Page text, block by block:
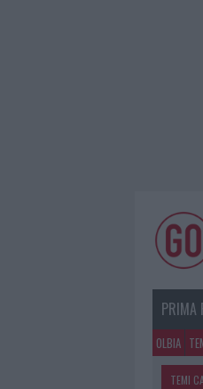
PRIMA
OLBIA
TEMI